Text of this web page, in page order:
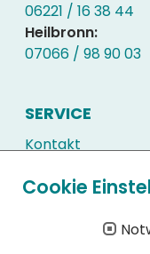
06221 / 16 38 44
Heilbronn:
07066 / 98 90 03
SERVICE
Kontakt
Downloads
Cookie